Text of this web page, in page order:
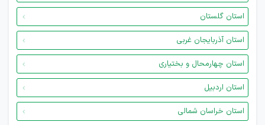
استان گلستان
استان آذربایجان غربی
استان چهارمحال و بختیاری
استان اردبیل
استان خراسان شمالی